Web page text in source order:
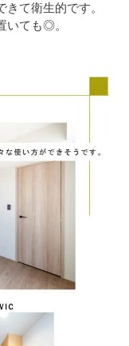
て衛生的です。
いても◎。